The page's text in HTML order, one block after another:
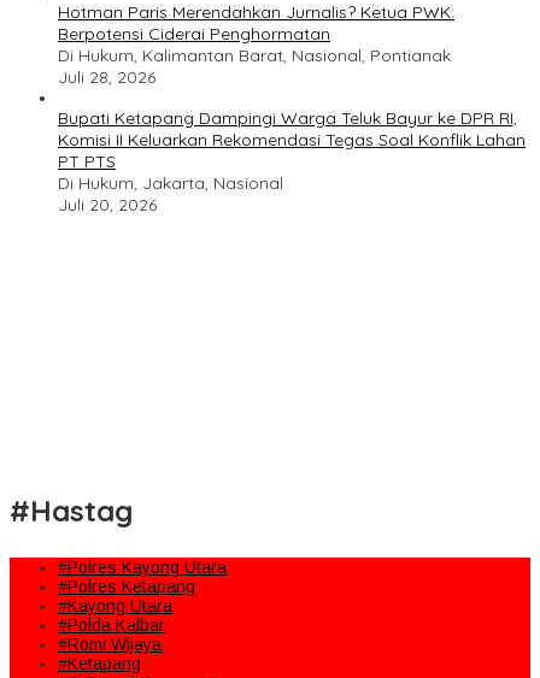
Hotman Paris Merendahkan Jurnalis? Ketua PWK:
Berpotensi Ciderai Penghormatan
Di Hukum, Kalimantan Barat, Nasional, Pontianak
Juli 28, 2026
Bupati Ketapang Dampingi Warga Teluk Bayur ke DPR RI,
Komisi II Keluarkan Rekomendasi Tegas Soal Konflik Lahan
PT PTS
Di Hukum, Jakarta, Nasional
Juli 20, 2026
#Hastag
#Polres Kayong Utara
#Polres Ketapang
#Kayong Utara
#Polda Kalbar
#Romi Wijaya
#Ketapang